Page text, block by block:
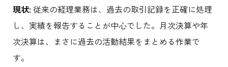
現状: 従来の経理業務は、過去の取引記録を正確に処理
し、実績を報告することが中心でした。月次決算や年
次決算は、まさに過去の活動結果をまとめる作業で
す。